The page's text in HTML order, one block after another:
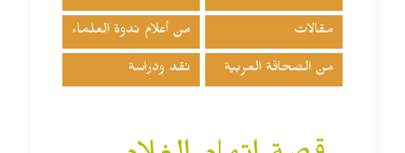
مقالات من أعلام ندوة العلماء
من الصحافة العربية نقد ودراسة